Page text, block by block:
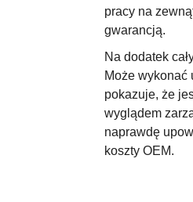
pracy na
gwarancją.
Na dodatek
Może wykonać
pokazuje, że
wyglądem
naprawdę
koszty OEM.